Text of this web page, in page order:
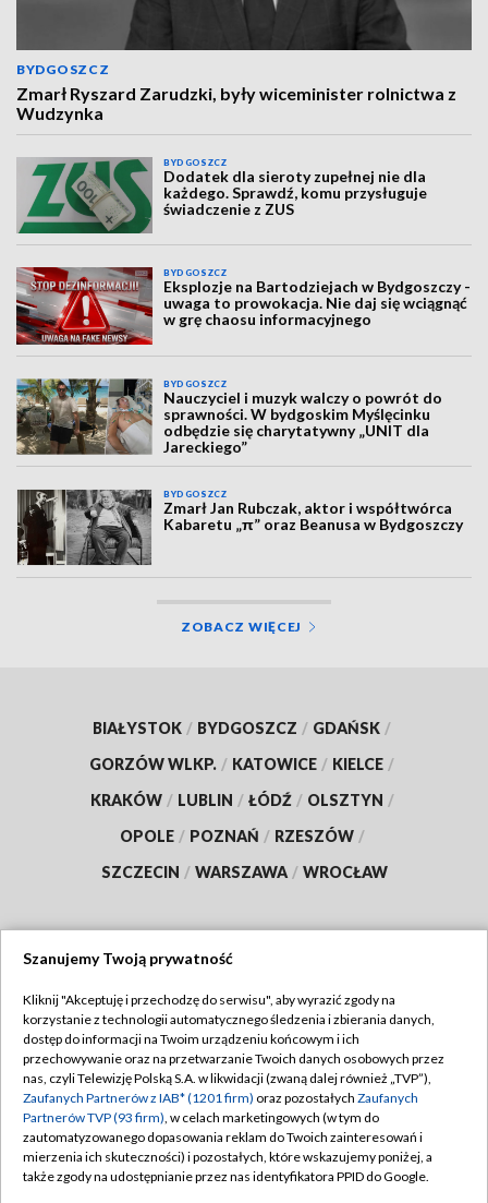
BYDGOSZCZ
Zmarł Ryszard Zarudzki, były wiceminister rolnictwa z
Wudzynka
BYDGOSZCZ
Dodatek dla sieroty zupełnej nie dla
każdego. Sprawdź, komu przysługuje
świadczenie z ZUS
BYDGOSZCZ
Eksplozje na Bartodziejach w Bydgoszczy -
uwaga to prowokacja. Nie daj się wciągnąć
w grę chaosu informacyjnego
BYDGOSZCZ
Nauczyciel i muzyk walczy o powrót do
sprawności. W bydgoskim Myślęcinku
odbędzie się charytatywny „UNIT dla
Jareckiego”
BYDGOSZCZ
Zmarł Jan Rubczak, aktor i współtwórca
Kabaretu „π” oraz Beanusa w Bydgoszczy
ZOBACZ WIĘCEJ
BIAŁYSTOK / BYDGOSZCZ / GDAŃSK /
GORZÓW WLKP. / KATOWICE / KIELCE /
KRAKÓW / LUBLIN / ŁÓDŹ / OLSZTYN /
OPOLE / POZNAŃ / RZESZÓW /
SZCZECIN / WARSZAWA / WROCŁAW
TVP
Abonament TVP
Emisja w TVP
Centrum informacji TVP
Naziemna Telewizja Cyfrowa
Regulamin TVP
Polityka prywatności
Moje zgody
Pomoc
Szanujemy Twoją prywatność
Kliknij "Akceptuję i przechodzę do serwisu", aby wyrazić zgody na
korzystanie z technologii automatycznego śledzenia i zbierania danych,
dostęp do informacji na Twoim urządzeniu końcowym i ich
przechowywanie oraz na przetwarzanie Twoich danych osobowych przez
nas, czyli Telewizję Polską S.A. w likwidacji (zwaną dalej również „TVP”),
Zaufanych Partnerów z IAB* (1201 firm) oraz pozostałych Zaufanych
Partnerów TVP (93 firm), w celach marketingowych (w tym do
zautomatyzowanego dopasowania reklam do Twoich zainteresowań i
mierzenia ich skuteczności) i pozostałych, które wskazujemy poniżej, a
także zgody na udostępnianie przez nas identyfikatora PPID do Google.